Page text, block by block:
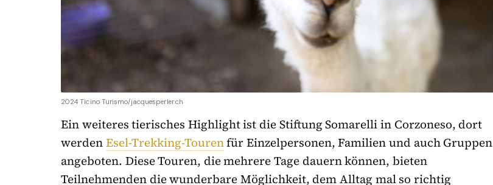
2024 Ticino Turismo/jacquesperler.ch
Ein weiteres tierisches Highlight ist die Stiftung Somarelli in Corzoneso, dort
werdenEsel-Trekking-Tourenfür Einzelpersonen, Familien und auch Gruppen
angeboten. Diese Touren, die mehrere Tage dauern können, bieten
Teilnehmenden die wunderbare Möglichkeit, dem Alltag mal so richtig